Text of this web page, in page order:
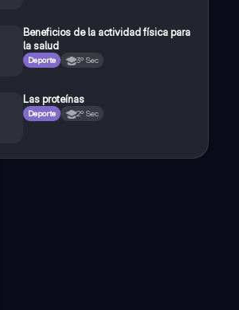
Beneficios de la actividad física para
la salud
Deporte 3º Sec
Las proteínas
Deporte 2º Sec